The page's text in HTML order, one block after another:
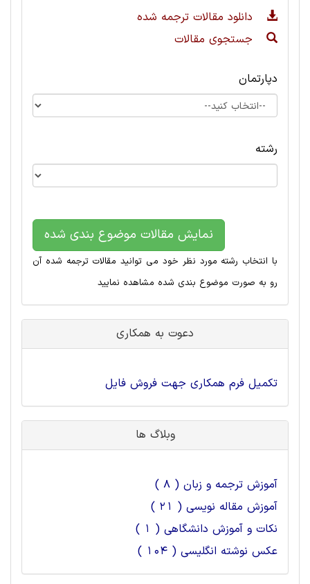
دانلود مقالات ترجمه شده
جستجوی مقالات
دپارتمان
رشته
نمایش مقالات موضوع بندی شده
با انتخاب رشته مورد نظر خود می توانید مقالات ترجمه شده آن
رو به صورت موضوع بندی شده مشاهده نمایید
دعوت به همکاری
تکمیل فرم همکاری جهت فروش فایل
وبلاگ ها
آموزش ترجمه و زبان ( 8 )
آموزش مقاله نویسی ( 21 )
نکات و آموزش دانشگاهی ( 1 )
عکس نوشته انگلیسی ( 104 )